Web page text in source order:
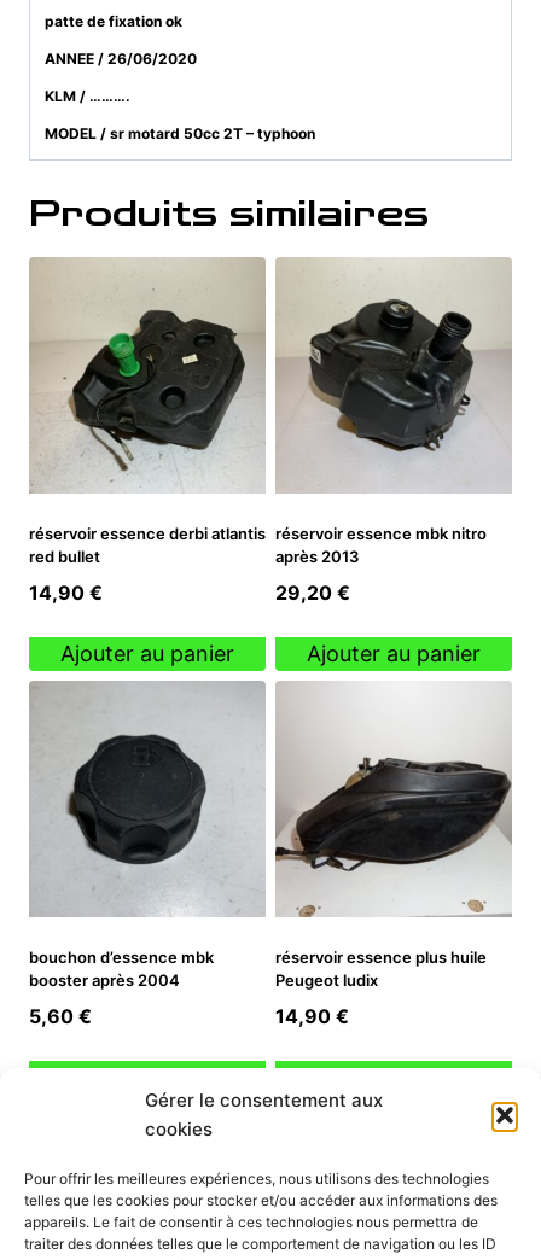
Gérer le consentement aux
cookies
Pour offrir les meilleures expériences, nous utilisons des technologies
telles que les cookies pour stocker et/ou accéder aux informations des
appareils. Le fait de consentir à ces technologies nous permettra de
traiter des données telles que le comportement de navigation ou les ID
patte de fixation ok
ANNEE / 26/06/2020
KLM / ……….
MODEL / sr motard 50cc 2T – typhoon
Produits similaires
réservoir essence derbi atlantis
red bullet
14,90 €
Ajouter au panier
réservoir essence mbk nitro
après 2013
29,20 €
Ajouter au panier
bouchon d’essence mbk
booster après 2004
5,60 €
réservoir essence plus huile
Peugeot ludix
14,90 €
INFORMATION
Mon compte
Nous contacter